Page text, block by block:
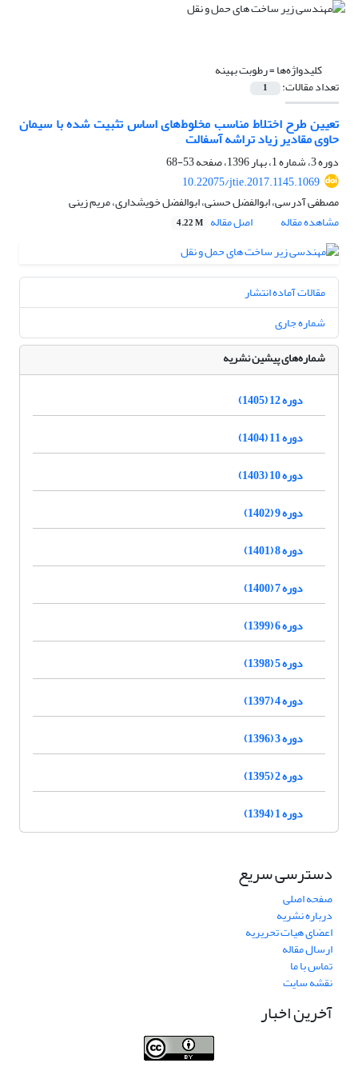
کلیدواژه‌ها =رطوبت بهینه
تعداد مقالات: 1
تعیین طرح اختلاط مناسب مخلوط‌های اساس تثبیت شده با سیمان
حاوی مقادیر زیاد تراشه آسفالت
دوره 3، شماره 1، بهار 1396، صفحه
53-68
10.22075/jtie.2017.1145.1069
مصطفی آدرسی، ابوالفضل حسنی، ابوالفضل خویشداری، مریم زینی
مشاهده مقاله
اصل مقاله 4.22 M
مقالات آماده انتشار
شماره جاری
شماره‌های پیشین نشریه
دوره 12 (1405)
دوره 11 (1404)
دوره 10 (1403)
دوره 9 (1402)
دوره 8 (1401)
دوره 7 (1400)
دوره 6 (1399)
دوره 5 (1398)
دوره 4 (1397)
دوره 3 (1396)
دوره 2 (1395)
دوره 1 (1394)
دسترسی سریع
صفحه اصلی
درباره نشریه
اعضای هیات تحریریه
ارسال مقاله
تماس با ما
نقشه سایت
آخرین اخبار